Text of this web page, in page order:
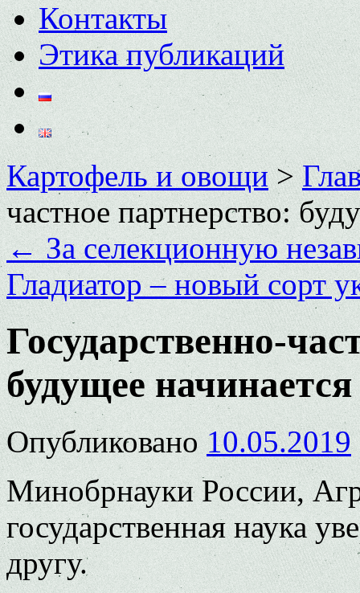
Контакты
Этика публикаций
Картофель и овощи>
частное партнерство:
←За селекционную
Гладиатор – новый сорт
Государственно-
будущее начинается
Опубликовано 10.05.2019
Минобрнауки России,
государственная наука
другу.